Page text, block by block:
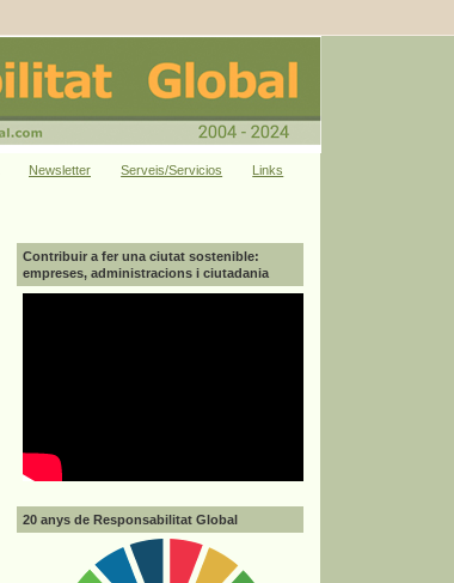
Newsletter Serveis/Servicios Links
Contribuir a fer una ciutat sostenible:
empreses, administracions i ciutadania
20 anys de Responsabilitat Global